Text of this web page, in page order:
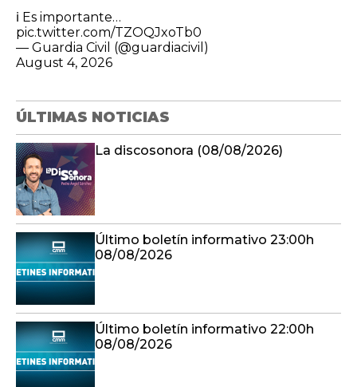
ℹ️ Es importante…
pic.twitter.com/TZOQJxoTb0
— Guardia Civil (@guardiacivil)
August 4, 2026
ÚLTIMAS NOTICIAS
La discosonora (08/08/2026)
Último boletín informativo 23:00h
08/08/2026
Último boletín informativo 22:00h
08/08/2026